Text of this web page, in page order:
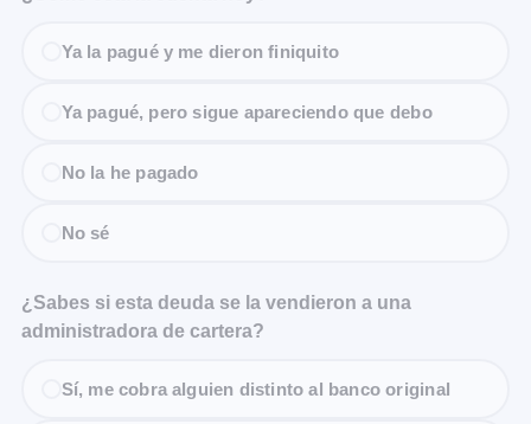
Ya la pagué y me dieron finiquito
Ya pagué, pero sigue apareciendo que debo
No la he pagado
No sé
¿Sabes si esta deuda se la vendieron a una
administradora de cartera?
Sí, me cobra alguien distinto al banco original